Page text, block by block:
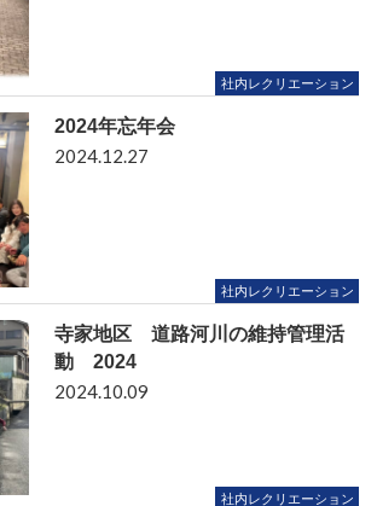
社内レクリエーション
2024年忘年会
社内レクリエーション
2024.12.27
寺家地区 道路河川の維持管理活
動 2024
社内レクリエーション
2024.10.09